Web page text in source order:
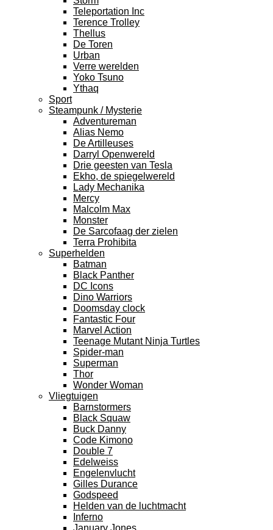
Teleportation Inc
Terence Trolley
Thellus
De Toren
Urban
Verre werelden
Yoko Tsuno
Ythaq
Sport
Steampunk / Mysterie
Adventureman
Alias Nemo
De Artilleuses
Darryl Openwereld
Drie geesten van Tesla
Ekho, de spiegelwereld
Lady Mechanika
Mercy
Malcolm Max
Monster
De Sarcofaag der zielen
Terra Prohibita
Superhelden
Batman
Black Panther
DC Icons
Dino Warriors
Doomsday clock
Fantastic Four
Marvel Action
Teenage Mutant Ninja Turtles
Spider-man
Superman
Thor
Wonder Woman
Vliegtuigen
Barnstormers
Black Squaw
Buck Danny
Code Kimono
Double 7
Edelweiss
Engelenvlucht
Gilles Durance
Godspeed
Helden van de luchtmacht
Inferno
January Jones